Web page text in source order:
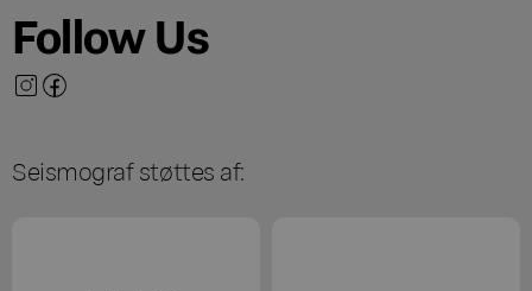
Follow Us
Seismograf støttes af: